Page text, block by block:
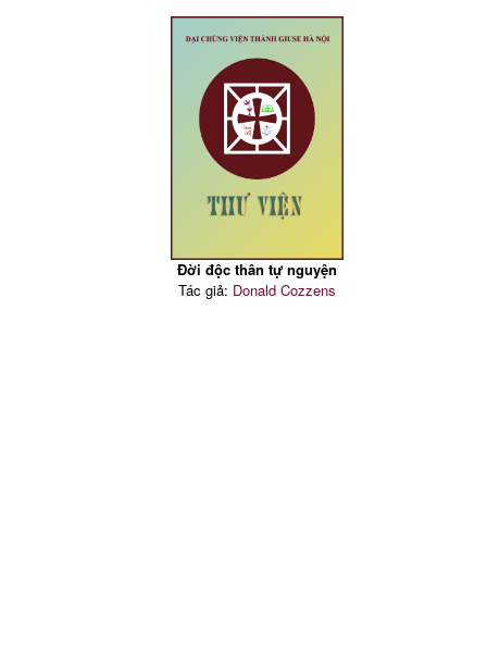
Đời độc thân tự nguyện
Tác giả: Donald Cozzens